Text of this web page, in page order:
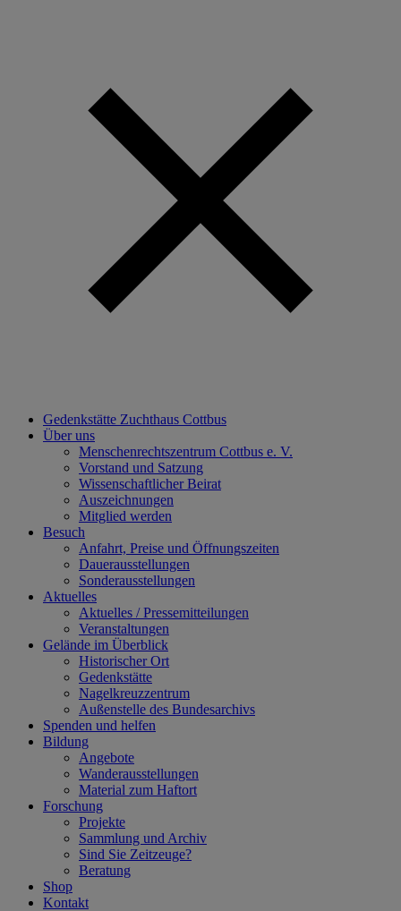
Gedenkstätte Zuchthaus Cottbus
Über uns
Menschenrechtszentrum Cottbus e. V.
Vorstand und Satzung
Wissenschaftlicher Beirat
Auszeichnungen
Mitglied werden
Besuch
Anfahrt, Preise und Öffnungszeiten
Dauerausstellungen
Sonderausstellungen
Aktuelles
Aktuelles / Pressemitteilungen
Veranstaltungen
Gelände im Überblick
Historischer Ort
Gedenkstätte
Nagelkreuzzentrum
Außenstelle des Bundesarchivs
Spenden und helfen
Bildung
Angebote
Wanderausstellungen
Material zum Haftort
Forschung
Projekte
Sammlung und Archiv
Sind Sie Zeitzeuge?
Beratung
Shop
Kontakt